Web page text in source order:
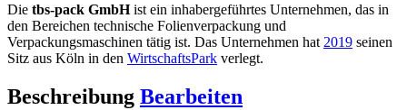
Die tbs-pack GmbHist ein inhabergeführtes Unternehmen, das in
den Bereichen technische Folienverpackung und
Verpackungsmaschinen tätig ist. Das Unternehmen hat 2019 seinen
Sitz aus Köln in den WirtschaftsPark verlegt.
Beschreibung Bearbeiten